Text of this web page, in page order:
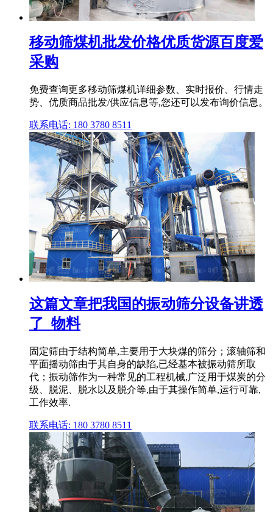
移动筛煤机批发价格优质货源百度爱
采购
免费查询更多移动筛煤机详细参数、实时报价、行情走
势、优质商品批发/供应信息等,您还可以发布询价信息。
联系电话: 180 3780 8511
这篇文章把我国的振动筛分设备讲透
了_物料
固定筛由于结构简单,主要用于大块煤的筛分；滚轴筛和
平面摇动筛由于其自身的缺陷,已经基本被振动筛所取
代；振动筛作为一种常见的工程机械,广泛用于煤炭的分
级、脱泥、脱水以及脱介等,由于其操作简单,运行可靠,
工作效率.
联系电话: 180 3780 8511